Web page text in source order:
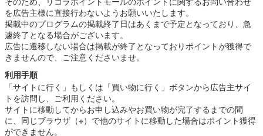
を広告主様に直接行わないようお願いいたします。
掲載中のプログラムの掲載終了日はあくまで予定となっており、急
遽終了となる場合がございます。
広告に遷移しない場合は掲載が終了となっておりポイントが獲得で
きませんので、ご注意くださいませ。
利用手順
「サイトに行く」もしくは「買い物に行く」ボタンから広告主サイ
トを訪問し、ご利用ください。
サイトに移動してからお申し込みやお買い物が完了するまでの間
に、同じブラウザ（※）で他のサイトに移動した場合はポイント獲得
ができません。